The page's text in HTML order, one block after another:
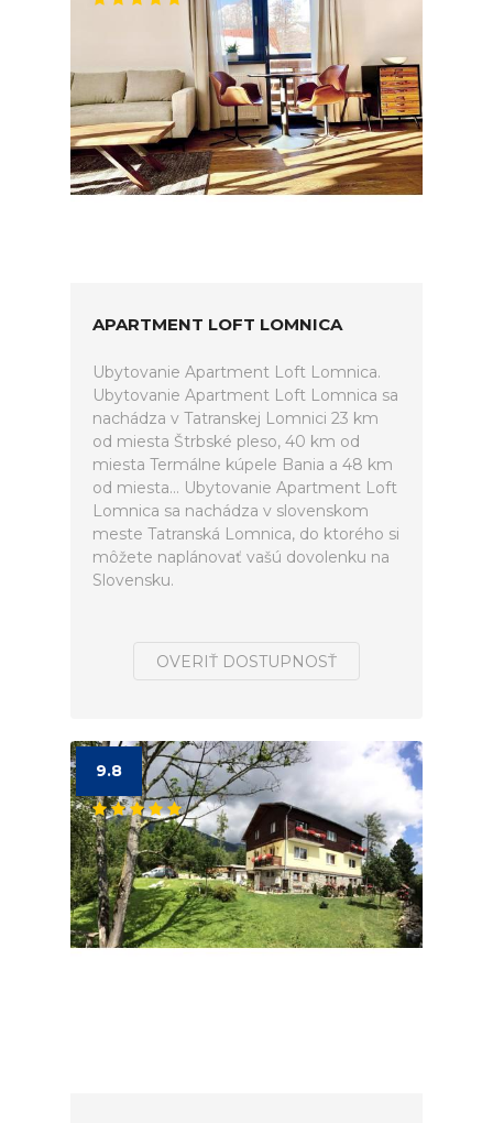
APARTMENT LOFT LOMNICA
Ubytovanie Apartment Loft Lomnica.
Ubytovanie Apartment Loft Lomnica sa
nachádza v Tatranskej Lomnici 23 km
od miesta Štrbské pleso, 40 km od
miesta Termálne kúpele Bania a 48 km
od miesta... Ubytovanie Apartment Loft
Lomnica sa nachádza v slovenskom
meste Tatranská Lomnica, do ktorého si
môžete naplánovať vašú dovolenku na
Slovensku.
OVERIŤ DOSTUPNOSŤ
9.8